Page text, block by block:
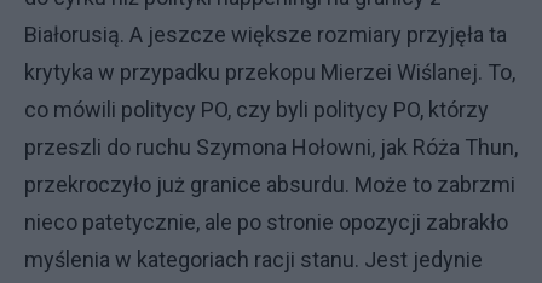
Białorusią. A jeszcze większe rozmiary przyjęła ta
krytyka w przypadku przekopu Mierzei Wiślanej. To,
co mówili politycy PO, czy byli politycy PO, którzy
przeszli do ruchu Szymona Hołowni, jak Róża Thun,
przekroczyło już granice absurdu. Może to zabrzmi
nieco patetycznie, ale po stronie opozycji zabrakło
myślenia w kategoriach racji stanu. Jest jedynie